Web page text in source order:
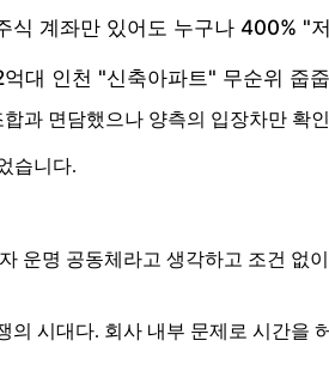
과 면담했으나 양측의 입장차만 확
습니다.
운명 공동체라고 생각하고 조건
시대다. 회사 내부 문제로 시간